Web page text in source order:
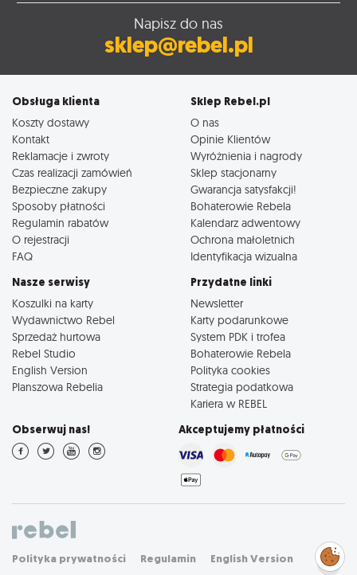
Napisz do nas
sklep@rebel.pl
Obsługa klienta
Koszty dostawy
Kontakt
Reklamacje i zwroty
Czas realizacji zamówień
Bezpieczne zakupy
Sposoby płatności
Regulamin rabatów
O rejestracji
FAQ
Sklep Rebel.pl
O nas
Opinie Klientów
Wyróżnienia i nagrody
Sklep stacjonarny
Gwarancja satysfakcji!
Bohaterowie Rebela
Kalendarz adwentowy
Ochrona małoletnich
Identyfikacja wizualna
Nasze serwisy
Koszulki na karty
Wydawnictwo Rebel
Sprzedaż hurtowa
Rebel Studio
English Version
Planszowa Rebelia
Przydatne linki
Newsletter
Karty podarunkowe
System PDK i trofea
Bohaterowie Rebela
Polityka cookies
Strategia podatkowa
Kariera w REBEL
Obserwuj nas! Akceptujemy płatności
Polityka prywatności Regulamin English Version
Zarządzaj
preferencjami
cookies